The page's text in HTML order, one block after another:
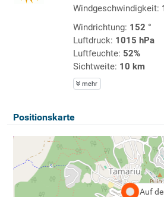
Windgeschwindigkeit:
Windrichtung: 152 °
Luftdruck: 1015 hPa
Luftfeuchte: 52%
Sichtweite: 10 km
mehr
Positionskarte
Auf